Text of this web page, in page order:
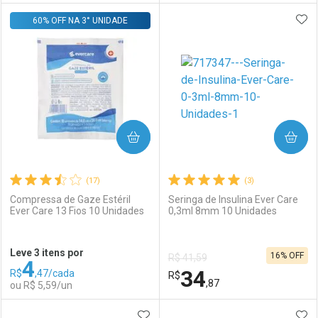
Laboratório
Comprar sem Desconto
Por R$ 15,47/cada
Por Menos
Comprar sem Desconto
Por R$ 15,47/cada
Laboratório
Comprar sem Desconto
Por R$ 9,97/cada
Por Menos
Comprar sem Desconto
Por R$ 9,97/cada
(17)
Compressa de Gaze Estéril
Ever Care 13 Fios 10 Unidades
60% OFF NA 3° UNIDADE
Leve 3 itens por
R$4,47/cada
ou R$ 5,59/un
COMPRAR
(3)
Seringa de Insulina Ever Care
0,3ml 8mm 10 Unidades
R$ 41,59
R$34,87
16% OFF
COMPRAR
ADICIONAR AOS FAVORITOS